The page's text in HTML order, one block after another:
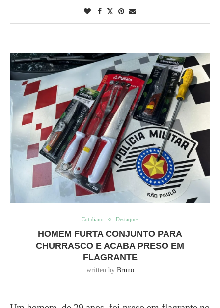
Cotidiano Destaques
HOMEM FURTA CONJUNTO PARA
CHURRASCO E ACABA PRESO EM
FLAGRANTE
written by Bruno